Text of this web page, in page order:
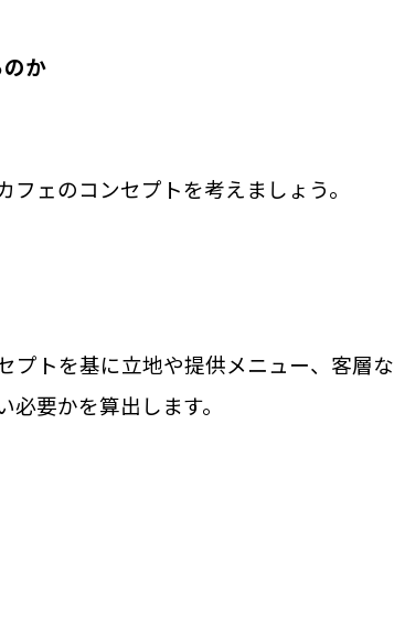
か
ェのコンセプトを考えましょう。
プトを基に立地や提供メニュー、客層な
要かを算出します。